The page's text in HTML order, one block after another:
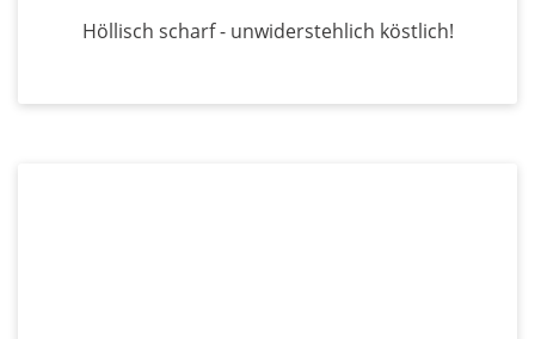
Höllisch scharf - unwiderstehlich köstlich!